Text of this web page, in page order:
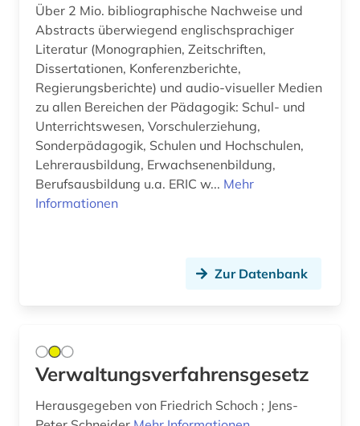
aerodynamik (1)
aeronautik (1)
aeronomie (1)
aesopus (1)
afanasij a. (1)
afrika (71)
afrika amerika großbritannien sklavenhandel
Slowakei (39)
Slowenien (31)
Spanien (94)
Suedamerika (104)
Suedasien (27)
Suedostasien (26)
Unbekannt (1)
Über 2 Mio. bibliographische Nachweise und
Abstracts überwiegend englischsprachiger
Literatur (Monographien, Zeitschriften,
Dissertationen, Konferenzberichte,
Regierungsberichte) und audio-visueller Medien
zu allen Bereichen der Pädagogik: Schul- und
Unterrichtswesen, Vorschulerziehung,
Sonderpädagogik, Schulen und Hochschulen,
Lehrerausbildung, Erwachsenenbildung,
Berufsausbildung u.a. ERIC w... Mehr
Informationen
Zur Datenbank
Verwaltungsverfahrensgesetz
Herausgegeben von Friedrich Schoch ; Jens-